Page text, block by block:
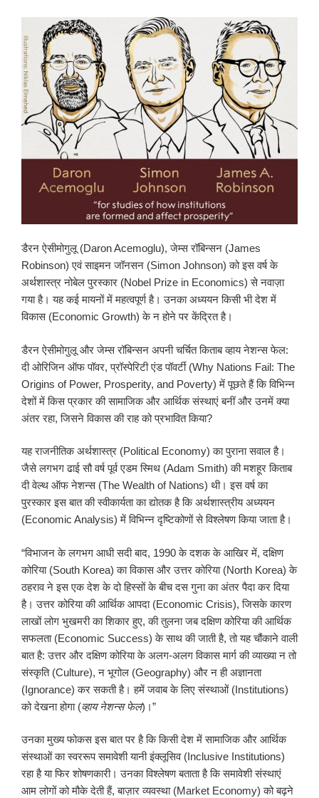
डैरन ऐसीमोगुलू (Daron Acemoglu), जेम्स रॉबिन्सन (James
Robinson) एवं साइमन जॉनसन (Simon Johnson) को इस वर्ष के
अर्थशास्त्र नोबेल पुरस्कार (Nobel Prize in Economics) से नवाज़ा
गया है। यह कई मायनों में महत्वपूर्ण है। उनका अध्ययन किसी भी देश में
विकास (Economic Growth) के न होने पर केंद्रित है।
डैरन ऐसीमोगुलू और जेम्स रॉबिन्सन अपनी चर्चित किताब व्हाय नेशन्स फेल:
दी ओरिजिन ऑफ पॉवर, प्रॉस्पेरिटी एंड पॉवर्टी (Why Nations Fail: The
Origins of Power, Prosperity, and Poverty) में पूछते हैं कि विभिन्न
देशों में किस प्रकार की सामाजिक और आर्थिक संस्थाएं बनीं और उनमें क्या
अंतर रहा, जिसने विकास की राह को प्रभावित किया?
यह राजनीतिक अर्थशास्त्र (Political Economy) का पुराना सवाल है।
जैसे लगभग ढाई सौ वर्ष पूर्व एडम स्मिथ (Adam Smith) की मशहूर किताब
दी वेल्थ ऑफ नेशन्स (The Wealth of Nations) थी। इस वर्ष का
पुरस्कार इस बात की स्वीकार्यता का द्योतक है कि अर्थशास्त्रीय अध्ययन
(Economic Analysis) में विभिन्न दृष्टिकोणों से विश्लेषण किया जाता है।
“विभाजन के लगभग आधी सदी बाद, 1990 के दशक के आखिर में, दक्षिण
कोरिया (South Korea) का विकास और उत्तर कोरिया (North Korea) के
ठहराव ने इस एक देश के दो हिस्सों के बीच दस गुना का अंतर पैदा कर दिया
है। उत्तर कोरिया की आर्थिक आपदा (Economic Crisis), जिसके कारण
लाखों लोग भुखमरी का शिकार हुए, की तुलना जब दक्षिण कोरिया की आर्थिक
सफलता (Economic Success) के साथ की जाती है, तो यह चौंकाने वाली
बात है: उत्तर और दक्षिण कोरिया के अलग-अलग विकास मार्ग की व्याख्या न तो
संस्कृति (Culture), न भूगोल (Geography) और न ही अज्ञानता
(Ignorance) कर सकती है। हमें जवाब के लिए संस्थाओं (Institutions)
को देखना होगा (व्हाय नेशन्स फेल)।”
उनका मुख्य फोकस इस बात पर है कि किसी देश में सामाजिक और आर्थिक
संस्थाओं का स्वररूप समावेशी यानी इंक्लूसिव (Inclusive Institutions)
रहा है या फिर शोषणकारी। उनका विश्लेषण बताता है कि समावेशी संस्थाएं
आम लोगों को मौके देती हैं, बाज़ार व्यवस्था (Market Economy) को बढ़ने